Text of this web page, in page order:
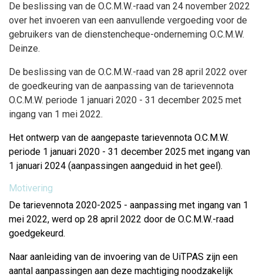
De beslissing van de O.C.M.W.-raad van 24 november 2022
over het invoeren van een aanvullende vergoeding voor de
gebruikers van de dienstencheque-onderneming O.C.M.W.
Deinze.
De beslissing van de O.C.M.W.-raad van 28 april 2022 over
de goedkeuring van de aanpassing van de tarievennota
O.C.M.W. periode 1 januari 2020 - 31 december 2025 met
ingang van 1 mei 2022.
Het ontwerp van de aangepaste tarievennota O.C.M.W.
periode 1 januari 2020 - 31 december 2025 met ingang van
1 januari 2024 (aanpassingen aangeduid in het geel).
Motivering
De tarievennota 2020-2025 - aanpassing met ingang van 1
mei 2022, werd op 28 april 2022 door de O.C.M.W.-raad
goedgekeurd.
Naar aanleiding van de invoering van de UiTPAS zijn een
aantal aanpassingen aan deze machtiging noodzakelijk